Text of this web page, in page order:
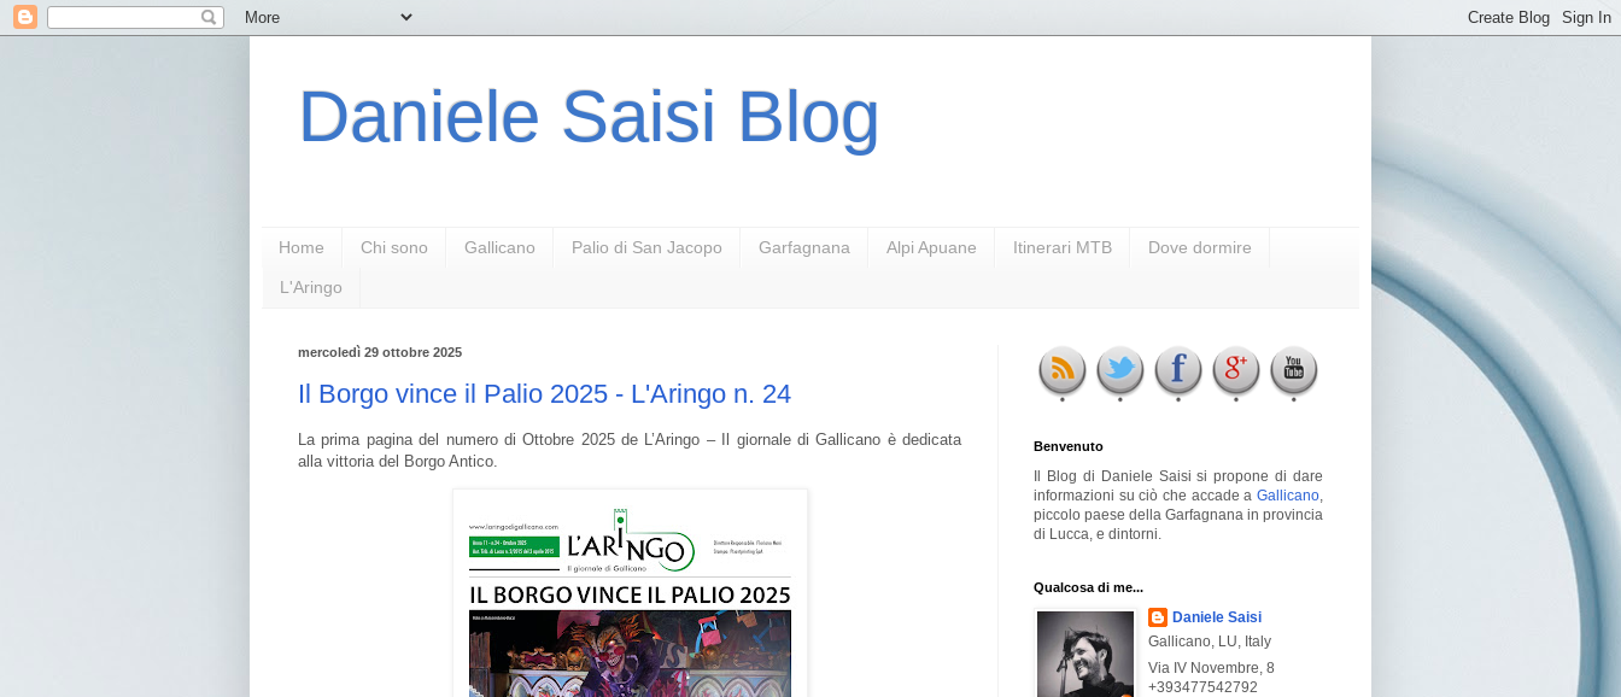
Daniele Saisi Blog
Home Chi sono Gallicano Palio di San Jacopo Garfagnana Alpi Apuane Itinerari MTB Dove dormire
L'Aringo
mercoledì 29 ottobre 2025
Il Borgo vince il Palio 2025 - L'Aringo n. 24
La prima pagina del numero di Ottobre 2025 de L’Aringo – Il giornale di Gallicano è dedicata
alla vittoria del Borgo Antico.
Benvenuto
Il Blog di Daniele Saisi si propone di dare
informazioni su ciò che accade a Gallicano
piccolo paese della Garfagnana in provincia
di Lucca, e dintorni.
Qualcosa di me...
Daniele Saisi
Gallicano, LU, Italy
Via IV Novembre, 8
+393477542792